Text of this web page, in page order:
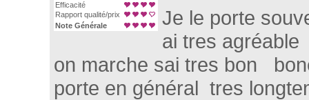
Efficacité
Rapport qualité/prix
Note Générale
Je le porte
ai tres
on marche sai tres bon
porte en général tres